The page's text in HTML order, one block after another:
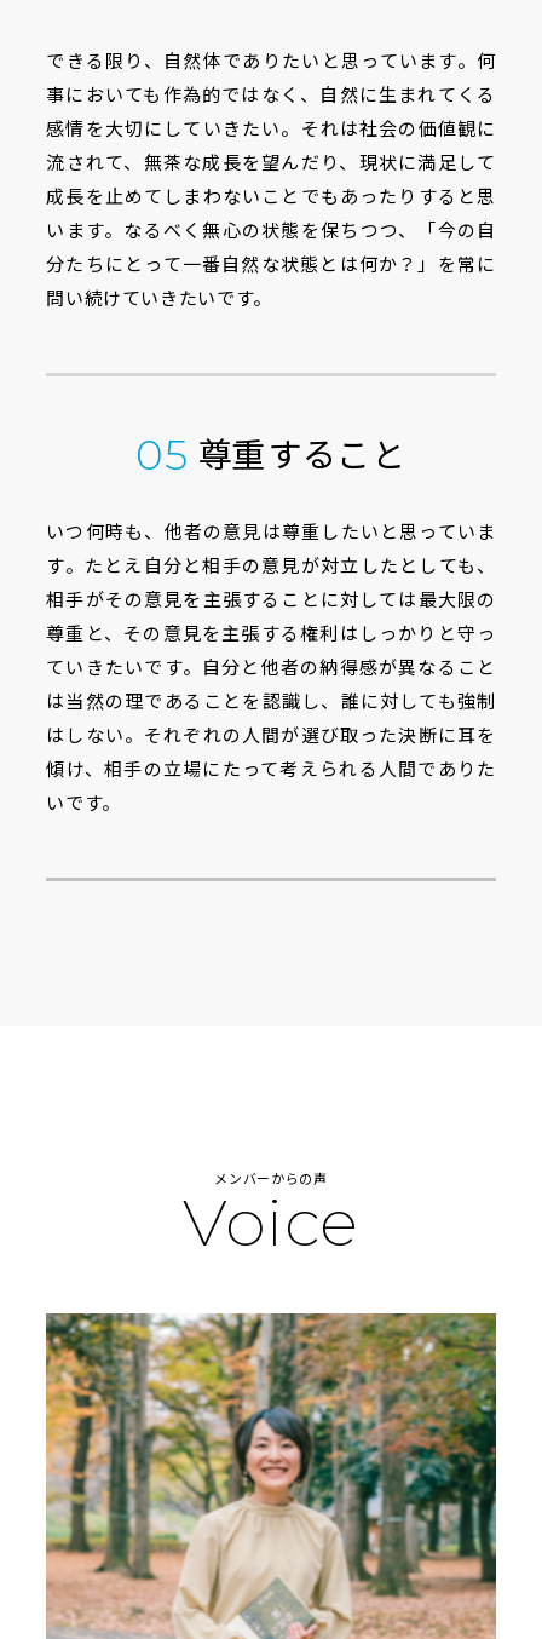
できる限り、自然体でありたいと思っています。何
事においても作為的ではなく、自然に生まれてくる
感情を大切にしていきたい。それは社会の価値観に
流されて、無茶な成長を望んだり、現状に満足して
成長を止めてしまわないことでもあったりすると思
います。なるべく無心の状態を保ちつつ、「今の自
分たちにとって一番自然な状態とは何か？」を常に
問い続けていきたいです。
05 尊重すること
いつ何時も、他者の意見は尊重したいと思っていま
す。たとえ自分と相手の意見が対立したとしても、
相手がその意見を主張することに対しては最大限の
尊重と、その意見を主張する権利はしっかりと守っ
ていきたいです。自分と他者の納得感が異なること
は当然の理であることを認識し、誰に対しても強制
はしない。それぞれの人間が選び取った決断に耳を
傾け、相手の立場にたって考えられる人間でありた
いです。
メンバーからの声
Voice